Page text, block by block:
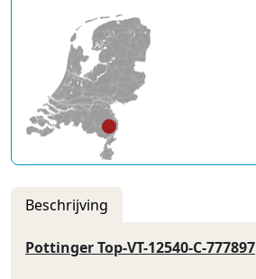
Beschrijving
Pottinger Top-VT-12540-C-777897